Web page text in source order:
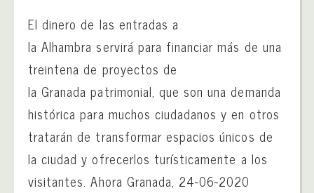
El dinero de las entradas a
la Alhambra servirá para financiar más de una
treintena de proyectos de
la Granada patrimonial, que son una demanda
histórica para muchos ciudadanos y en otros
tratarán de transformar espacios únicos de
la ciudad y ofrecerlos turísticamente a los
visitantes. Ahora Granada, 24-06-2020